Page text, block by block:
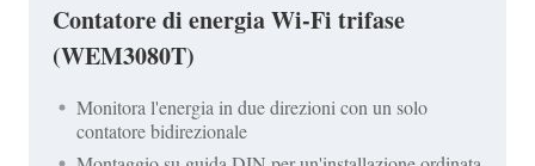
Contatore di energia Wi-Fi trifase
(WEM3080T)
Monitora l'energia in due direzioni con un solo
contatore bidirezionale